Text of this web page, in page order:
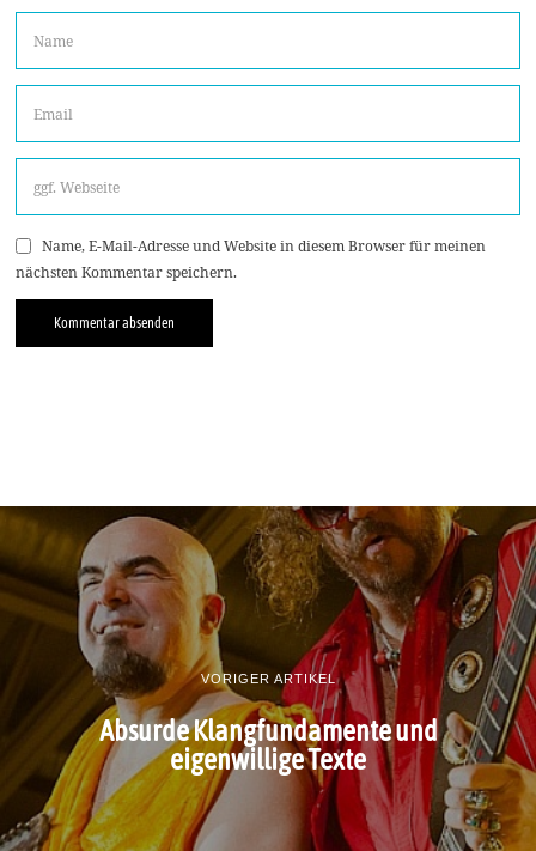
Name, E-Mail-Adresse und Website in diesem Browser für meinen
nächsten Kommentar speichern.
VORIGER ARTIKEL
Absurde Klangfundamente und
eigenwillige Texte